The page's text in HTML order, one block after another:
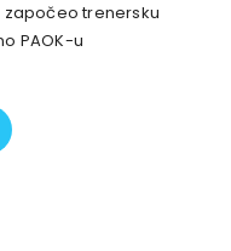
započeo trenersku
PAOK-u